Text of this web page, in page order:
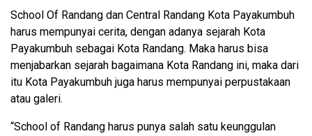
School Of Randang dan Central Randang Kota Payakumbuh
harus mempunyai cerita, dengan adanya sejarah Kota
Payakumbuh sebagai Kota Randang. Maka harus bisa
menjabarkan sejarah bagaimana Kota Randang ini, maka dari
itu Kota Payakumbuh juga harus mempunyai perpustakaan
atau galeri.
“School of Randang harus punya salah satu keunggulan